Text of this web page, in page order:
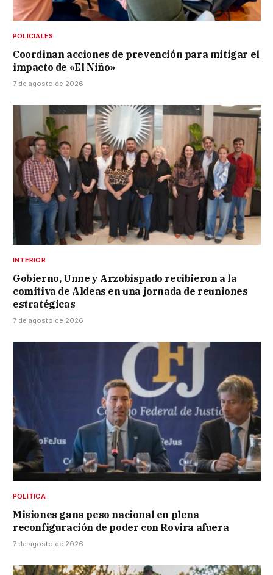
POLICIALES
Coordinan acciones de prevención para mitigar el
impacto de «El Niño»
7 de agosto de 2026
INTERIOR
Gobierno, Unne y Arzobispado recibieron a la
comitiva de Aldeas en una jornada de reuniones
estratégicas
7 de agosto de 2026
POLÍTICA
Misiones gana peso nacional en plena
reconfiguración de poder con Rovira afuera
7 de agosto de 2026